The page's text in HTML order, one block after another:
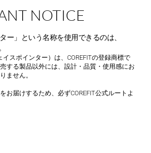
NOTICE
ー」という名称を使用できるのは、
イスポインター）は、COREFITの登録商標で
する製品以外には、設計・品質・使用感にお
ません。
お届けするため、必ずCOREFIT公式ルートよ